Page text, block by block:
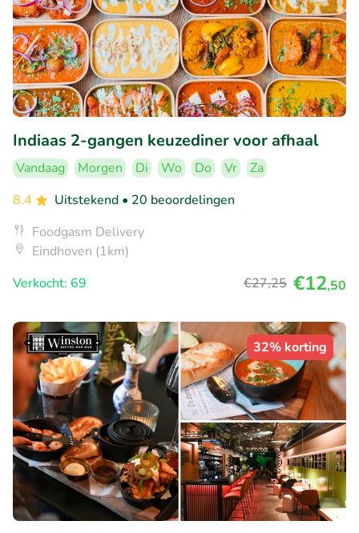
Indiaas 2-gangen keuzediner voor afhaal
Vandaag Morgen Di Wo Do Vr
Za
8.4
Uitstekend • 20 beoordelingen
Foodgasm Delivery
Eindhoven (1km)
Verkocht: 69
€27,25 €12,50
32% korting